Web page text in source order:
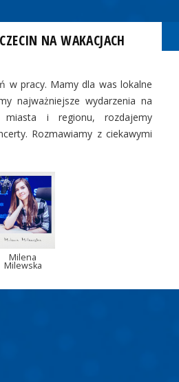
NA WAKACJACH
w pracy. Mamy dla was lokalne
najważniejsze wydarzenia na
miasta i regionu, rozdajemy
Rozmawiamy z ciekawymi
Milena
Milewska